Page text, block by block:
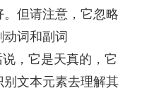
但请注意，它忽略
词和副词
说，它是天真的，它
文本元素去理解其